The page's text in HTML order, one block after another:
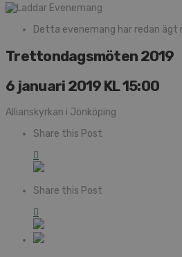
Detta evenemang har redan ägt
Trettondagsmöten 2019
6 januari 2019 KL 15:00
Allianskyrkan i Jönköping
Share this Post
Share this Post